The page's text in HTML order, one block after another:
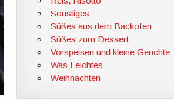
Sonstiges
Süßes aus dem Backofen
Süßes zum Dessert
Vorspeisen und kleine Gerichte
Was Leichtes
Weihnachten